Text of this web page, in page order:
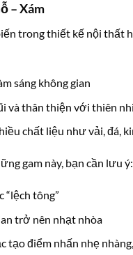
– Xám
trong thiết kế nội thất
sáng không gian
và thân thiện với thiên
chất liệu như vải, đá,
gam này, bạn cần lưu ý:
“lệch tông”
trở nên nhạt nhòa
tạo điểm nhấn nhẹ